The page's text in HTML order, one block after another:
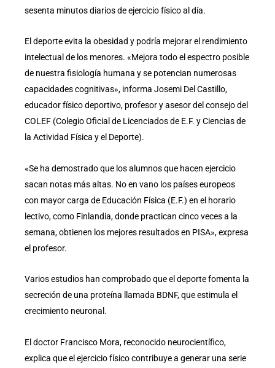
sesenta minutos diarios de ejercicio físico al día.
El deporte evita la obesidad y podría mejorar el rendimiento
intelectual de los menores. «Mejora todo el espectro posible
de nuestra fisiología humana y se potencian numerosas
capacidades cognitivas», informa Josemi Del Castillo,
educador físico deportivo, profesor y asesor del consejo del
COLEF (Colegio Oficial de Licenciados de E.F. y Ciencias de
la Actividad Física y el Deporte).
«Se ha demostrado que los alumnos que hacen ejercicio
sacan notas más altas. No en vano los países europeos
con mayor carga de Educación Física (E.F.) en el horario
lectivo, como Finlandia, donde practican cinco veces a la
semana, obtienen los mejores resultados en PISA», expresa
el profesor.
Varios estudios han comprobado que el deporte fomenta la
secreción de una proteína llamada BDNF, que estimula el
crecimiento neuronal.
El doctor Francisco Mora, reconocido neurocientífico,
explica que el ejercicio físico contribuye a generar una serie